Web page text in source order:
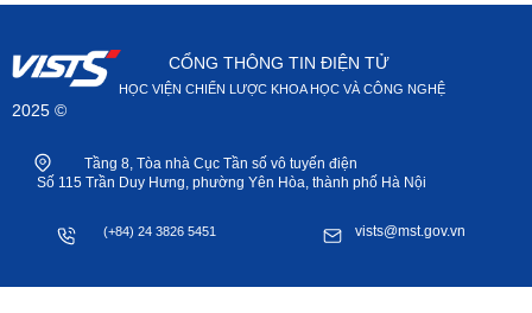
2025 ©
CỔNG THÔNG TIN ĐIỆN TỬ
HỌC VIỆN CHIẾN LƯỢC KHOA HỌC VÀ CÔNG NGHỆ
Tầng 8, Tòa nhà Cục Tần số vô tuyến điện
Số 115 Trần Duy Hưng, phường Yên Hòa, thành phố Hà Nội
(+84) 24 3826 5451 vists@mst.gov.vn